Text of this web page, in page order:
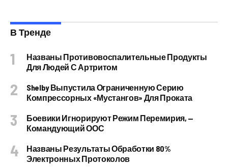
В Тренде
Названы Противовоспалительные Продукты
Для Людей С Артритом
Shelby Выпустила Ограниченную Серию
Компрессорных «Мустангов» Для Проката
Боевики Игнорируют Режим Перемирия, —
Командующий ООС
Названы Результаты Обработки 80%
Электронных Протоколов